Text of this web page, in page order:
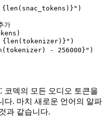
{ len (snac_tokens)} " )
가
{ len (tokenizer)} "
(tokenizer) - 256000 } "
코덱의 모든 오디오 토큰을
다. 마치 새로운 언어의 알파
과 같습니다.